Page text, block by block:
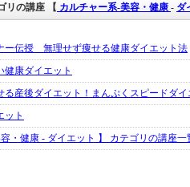
リの講座 【 カルチャー系-美容・健康 - ダ
ー伝授 無理せず痩せる健康ダイエット法
健康ダイエット
る産後ダイエット！まんぷくスピードダ
ット
容・健康 - ダイエット 】 カテゴリの講座一